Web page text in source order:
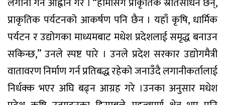
प्राकृतिक पर्यटनको आकर्षण पनि छैन । यहाँ कृषि, धार्मिक
पर्यटन र उद्योगका माध्यमबाट मधेश प्रदेशलाई समृद्ध बनाउन
सकिन्छ,” उनले स्पष्ट पारे । उनले प्रदेश सरकार उद्योगमैत्री
वातावरण निर्माण गर्न प्रतिबद्ध रहेको जनाउँदै लगानीकर्तालाई
निर्धक्क भएर अघि बढ्न आग्रह गरे ।उनका अनुसार मधेश